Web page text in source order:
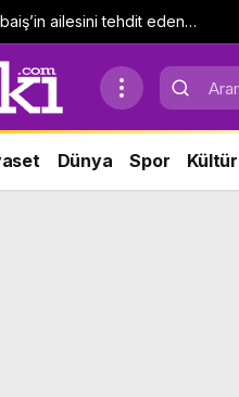
ailesini tehdit eden
8 ilde operasyon
Dünya Spor